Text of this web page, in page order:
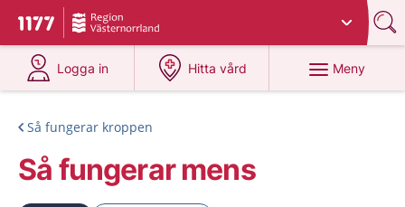
Till startsidan för 1177
Du har valt region
Logga in
på 1177.se
Hitta vård
på 1177.se
Meny
Så fungerar kroppen
Så fungerar mens